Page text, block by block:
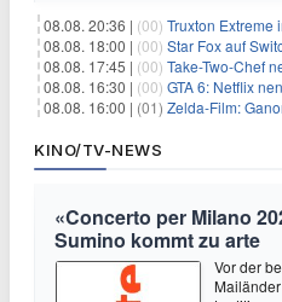
08.08. 20:36 | (00) Truxton Extreme im Test:
08.08. 18:00 | (00) Star Fox auf
08.08. 17:45 | (00) Take-Two-Chef nennt
08.08. 16:30 | (00) GTA 6: Netflix nennt
08.08. 16:00 | (01) Zelda-Film: Ganondorf,
KINO/TV-NEWS
«Concerto per Milano
Sumino kommt zu arte
Vor der